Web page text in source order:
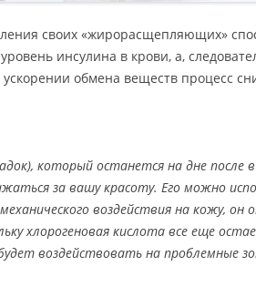
своих «жирорасщепляющих»
инсулина в крови, а,
обмена веществ процесс
который останется на дне после
за вашу красоту. Его можно
воздействия на кожу, он
хлорогеновая кислота все еще
воздействовать на проблемные